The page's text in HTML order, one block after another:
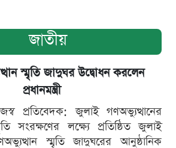
জাতীয়
স্মৃতি জাদুঘর উদ্বোধন করলেন
প্রধানমন্ত্রী
প্রতিবেদক: জুলাই গণঅভ্যুত্থানের
সংরক্ষণের লক্ষ্যে প্রতিষ্ঠিত জুলাই
স্মৃতি জাদুঘরের আনুষ্ঠানিক